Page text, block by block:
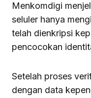
Menkomdigi
seluler hanya
telah dienkripsi
pencocokan
Setelah proses
dengan data